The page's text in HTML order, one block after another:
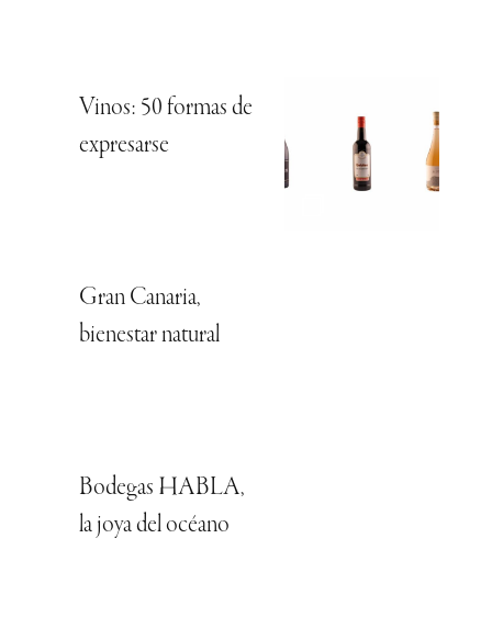
Vinos: 50 formas de
expresarse
Gran Canaria,
bienestar natural
Bodegas HABLA,
la joya del océano